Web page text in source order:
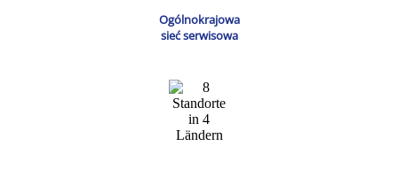
Ogólnokrajowa
sieć serwisowa